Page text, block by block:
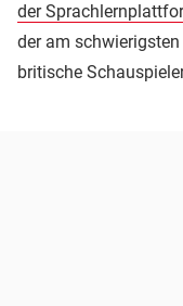
der
der am
britische